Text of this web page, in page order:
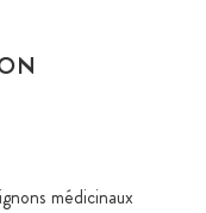
médicinaux